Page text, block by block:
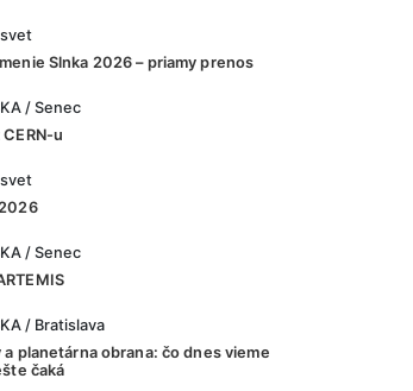
Slnka 2026 – priamy prenos
/ Senec
u
/ Senec
/ Bratislava
planetárna obrana: čo dnes vieme
čaká